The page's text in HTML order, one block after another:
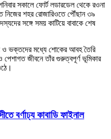
সকালে ফোর্ট লডারডেল থেকে রওনা
নিজের শহর রোজারিওতে পৌঁছান ৩৯
সঙ্গে সময় কাটিয়ে বাবাকে শেষ
ও ভক্তদের মধ্যে শোকের আবহ তৈরি
ও পেশাগত জীবনে তাঁর গুরুত্বপূর্ণ ভূমিকার
বর্ণাঢ্য কাবাডি ফাইনাল